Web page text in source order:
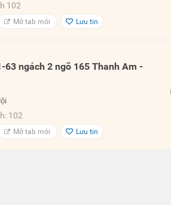
102
Mở tab mới Lưu tin
63 ngách 2 ngõ 165 Thanh Am -
102
Mở tab mới Lưu tin